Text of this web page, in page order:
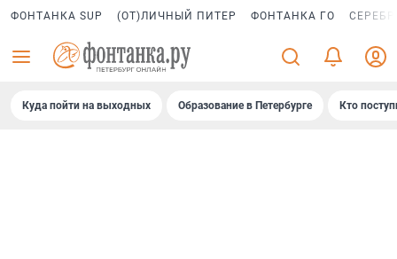
ФОНТАНКА SUP (ОТ)ЛИЧНЫЙ ПИТЕР ФОНТАНКА ГО
Куда пойти на выходных Образование в Петербурге Кто